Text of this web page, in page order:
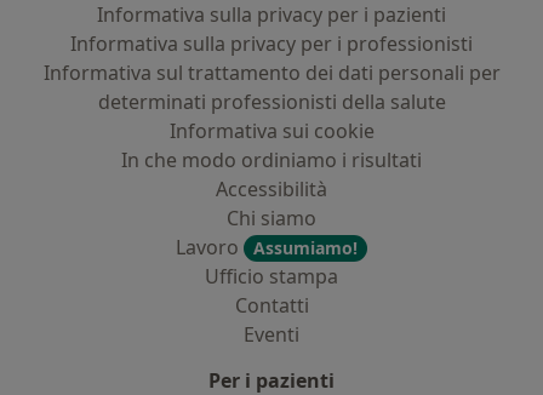
Informativa sulla privacy per i pazienti
Informativa sulla privacy per i professionisti
Informativa sul trattamento dei dati personali per
determinati professionisti della salute
Informativa sui cookie
In che modo ordiniamo i risultati
Accessibilità
Chi siamo
Lavoro
Assumiamo!
Ufficio stampa
Contatti
Eventi
Per i pazienti